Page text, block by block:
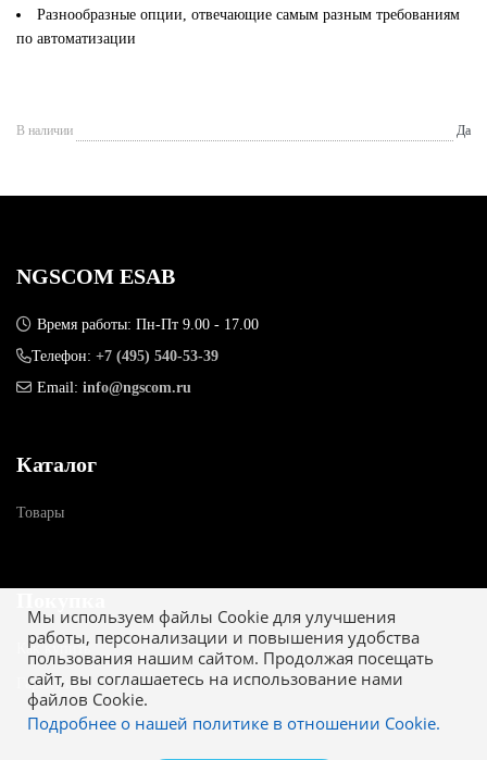
Разнообразные опции, отвечающие самым разным требованиям
по автоматизации
В наличии Да
Мы используем файлы Cookie для улучшения
работы, персонализации и повышения удобства
пользования нашим сайтом. Продолжая посещать
сайт, вы соглашаетесь на использование нами
файлов Cookie.
Подробнее о нашей политике в отношении Cookie.
NGSCOM ESAB
Время работы: Пн-Пт 9.00 - 17.00
Телефон: +7 (495) 540-53-39
Email: info@ngscom.ru
Каталог
Товары
Как купить
Гарантия